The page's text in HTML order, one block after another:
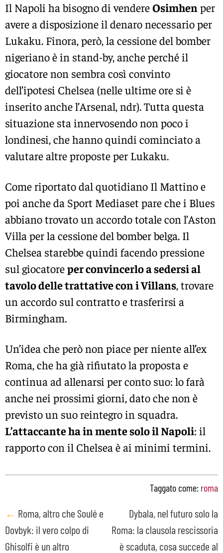
Il Napoli ha bisogno di vendereOsimhen per
avere a disposizione il denaro necessario per
Lukaku. Finora, però, la cessione del bomber
nigeriano è in stand-by, anche perché il
giocatore non sembra così convinto
dell’ipotesi Chelsea (nelle ultime ore si è
inserito anche l’Arsenal, ndr). Tutta questa
situazione sta innervosendo non poco i
londinesi, che hanno quindi cominciato a
valutare altre proposte per Lukaku.
Come riportato dal quotidiano Il Mattino e
poi anche da Sport Mediaset pare che i Blues
abbiano trovato un accordo totale con l’Aston
Villa per la cessione del bomber belga. Il
Chelsea starebbe quindi facendo pressione
sul giocatoreper convincerlo a sedersi al
tavolo delle trattative con i Villans, trovare
un accordo sul contratto e trasferirsi a
Birmingham.
Un’idea che però non piace per niente all’ex
Roma, che ha già rifiutato la proposta e
continua ad allenarsi per conto suo: lo farà
anche nei prossimi giorni, dato che non è
previsto un suo reintegro in squadra.
L’attaccante ha in mente solo il Napoli: il
rapporto con il Chelsea è ai minimi termini.
Taggato come: roma
Post
navigation
← Roma, altro che Soulé e
Dovbyk: il vero colpo di
Ghisolfi è un altro
Dybala, nel futuro solo la
Roma: la clausola rescissoria
è scaduta, cosa succede al